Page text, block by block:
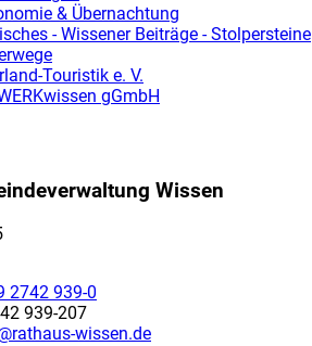
& Übernachtung
- Wissener Beiträge - Stolpersteine
Touristik e. V.
gGmbH
Wissen
2742 939-0
939-207
wissen.de